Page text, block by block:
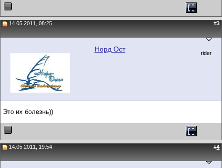
14.05.2011, 08:25 #3
Норд Ост rider
Это их болезнь))
14.05.2011, 19:54 #4